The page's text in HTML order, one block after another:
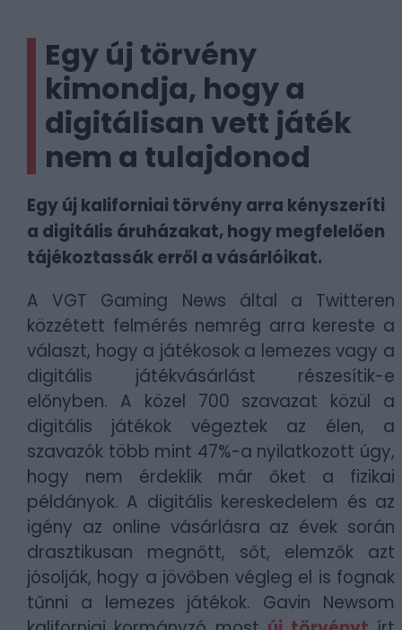
Egy új törvény
kimondja, hogy a
digitálisan vett játék
nem a tulajdonod
Egy új kaliforniai törvény arra kényszeríti
a digitális áruházakat, hogy megfelelően
tájékoztassák erről a vásárlóikat.
A VGT Gaming News által a Twitteren
közzétett felmérés nemrég arra kereste a
választ, hogy a játékosok a lemezes vagy a
digitális játékvásárlást részesítik-e
előnyben. A közel 700 szavazat közül a
digitális játékok végeztek az élen, a
szavazók több mint 47%-a nyilatkozott úgy,
hogy nem érdeklik már őket a fizikai
példányok. A digitális kereskedelem és az
igény az online vásárlásra az évek során
drasztikusan megnőtt, sőt, elemzők azt
jósolják, hogy a jövőben végleg el is fognak
tűnni a lemezes játékok. Gavin Newsom